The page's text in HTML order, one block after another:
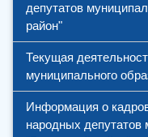
депутатов
район"
Текущая
муниципального
Информация о
народных депутатов